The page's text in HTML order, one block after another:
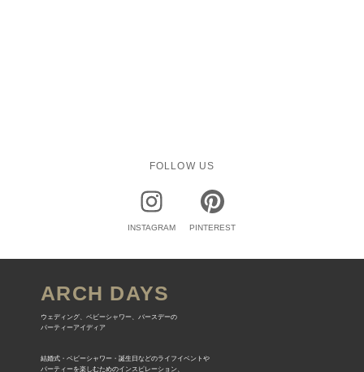
FOLLOW US
INSTAGRAM PINTEREST
ARCH DAYS
ウェディング、ベビーシャワー、バースデーの
パーティーアイディア
結婚式・ベビーシャワー・誕生日などのライフイベントや
パーティーを楽しむためのインスピレーション、